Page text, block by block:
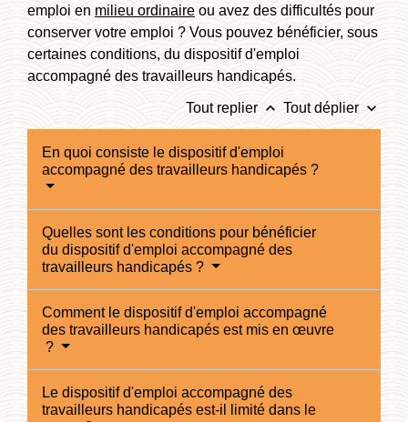
emploi en milieu ordinaire ou avez des difficultés pour
conserver votre emploi ? Vous pouvez bénéficier, sous
certaines conditions, du dispositif d'emploi
accompagné des travailleurs handicapés.
Tout replier keyboard_arrow_up Tout déplier keyboard_arrow_down
En quoi consiste le dispositif d'emploi
accompagné des travailleurs handicapés ?
Quelles sont les conditions pour bénéficier
du dispositif d'emploi accompagné des
travailleurs handicapés ?
Comment le dispositif d'emploi accompagné
des travailleurs handicapés est mis en œuvre
?
Le dispositif d'emploi accompagné des
travailleurs handicapés est-il limité dans le